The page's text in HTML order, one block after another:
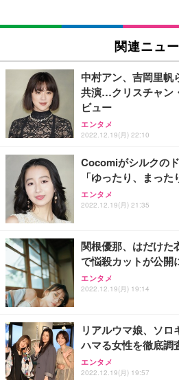
関連ニュ
中村アン、吉岡里帆
共演…クリスチャン
ビュー
エンタメ
2022.12.19(月) 22:10
Cocomiがシルクの
「ゆったり、まった
エンタメ
2022.12.19(月) 21:35
関根優那、はだけ
で悩殺カットが公開
エンタメ
2022.12.19(月) 19:14
リアルウマ娘、ソ
ハマる女性を徹底調
エンタメ
2022.12.19(月) 19:57